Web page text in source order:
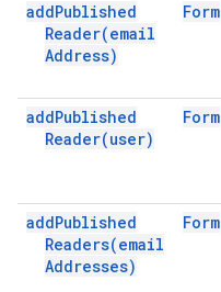
addPublished
Reader(email
Address)
Form
addPublished
Reader(user)
Form
addPublished
Readers(email
Addresses)
Form